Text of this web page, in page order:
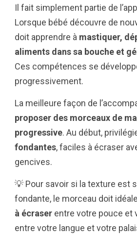
Il fait simplement partie de
Lorsque bébé découvre de
doit apprendre à mastiquer,
aliments dans sa bouche et
Ces compétences se
progressivement.
La meilleure façon de
proposer des morceaux de
progressive. Au début,
fondantes, faciles à écraser
gencives.
💡 Pour savoir si la texture est
fondante, le morceau doit
à écraser entre votre pouce et
entre votre langue et votre